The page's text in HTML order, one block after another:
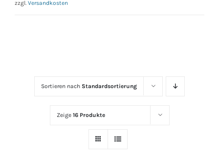
Sortieren nach Standardsortierung
Zeige 16 Produkte
zzgl. Versandkosten